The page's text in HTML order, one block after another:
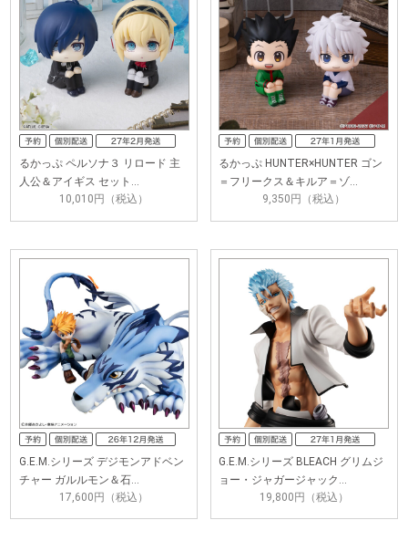
るかっぷ ペルソナ３ リロード 主
人公＆アイギス セット…
10,010円（税込）
るかっぷ HUNTER×HUNTER ゴン
＝フリークス＆キルア＝ゾ…
9,350円（税込）
G.E.M.シリーズ デジモンアドベン
チャー ガルルモン＆石…
17,600円（税込）
G.E.M.シリーズ BLEACH グリムジ
ョー・ジャガージャック…
19,800円（税込）